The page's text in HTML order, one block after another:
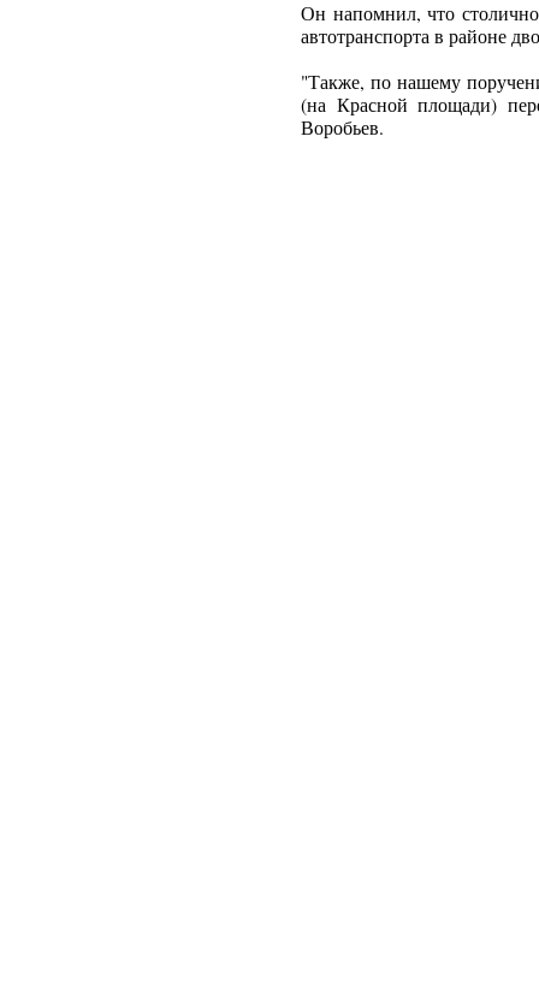
Он напомнил, что
автотранспорта в районе
"Также, по нашему
(на Красной площади)
Воробьев.